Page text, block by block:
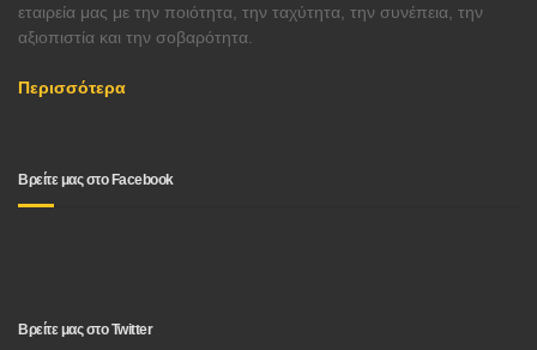
εταιρεία μας με την ποιότητα, την ταχύτητα, την συνέπεια, την
αξιοπιστία και την σοβαρότητα.
Περισσότερα
Βρείτε μας στο Facebook
Βρείτε μας στο Twitter